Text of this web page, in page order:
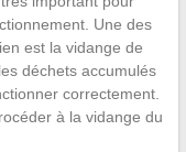
Une des
est la vidange de
déchets accumulés
correctement.
à la vidange du